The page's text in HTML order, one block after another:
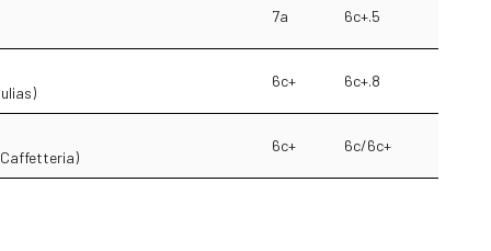
7a 6c+.5
6c+ 6c+.8
6c+ 6c/6c+